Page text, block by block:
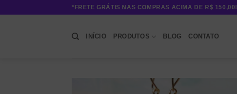
*FRETE GRÁTIS NAS COMPRAS ACIMA DE R$ 150,00!
INÍCIO PRODUTOS BLOG CONTATO